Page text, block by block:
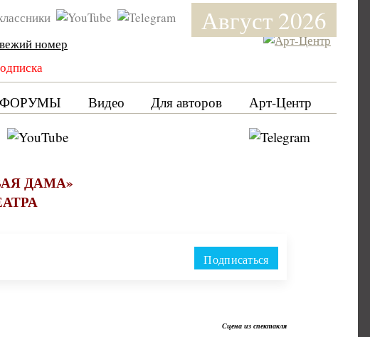
Август 2026
номер
ФОРУМЫ Видео Для авторов Арт-Центр
ДАМА»
Подписаться
Сцена из спектакля